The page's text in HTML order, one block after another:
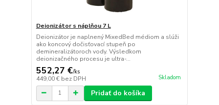
Deionizátor s náplňou 7 L
Deionizátor je naplnený MixedBed médiom a slúži
ako koncový dočisťovací stupeň po
demineralizátoroch vody. Výsledkom
deionizačného procesu je ultra-...
552,27 €/ks
449,00 € bez DPH Skladom
Pridať do košíka